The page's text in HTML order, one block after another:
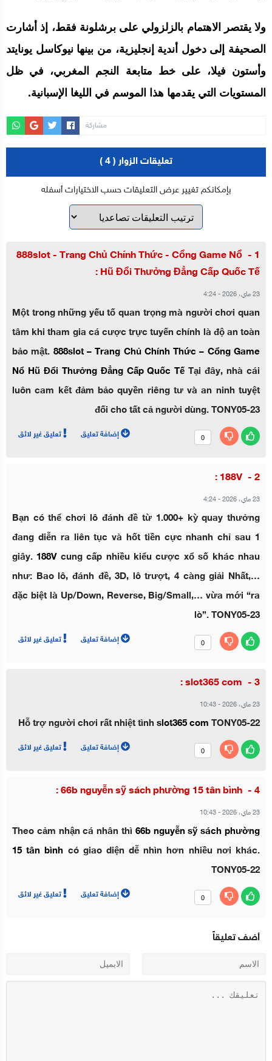
ولا يقتصر الاهتمام بالزلزولي على برشلونة فقط، إذ أشارت
الصحيفة إلى دخول أندية إنجليزية، من بينها نيوكاسل يونايتد
وأستون فيلا، على خط متابعة النجم المغربي، في ظل
المستويات التي يقدمها هذا الموسم في الليغا الإسبانية.
مشاركة
تعليقات الزوار ( 4 )
بإمكانكم تغيير عرض التعليقات حسب الاختيارات أسفله
888slot - Trang Chủ Chính Thức - Cổng Game Nổ
Hũ Đổi Thưởng Đẳng Cấp Quốc Tế :
23 ماي، 2026 -
4:24
Một trong những yếu tố quan trọng mà người chơi quan
tâm khi tham gia cá cược trực tuyến chính là độ an toàn
bảo mật. 888slot – Trang Chủ Chính Thức – Cổng Game
Nổ Hũ Đổi Thưởng Đẳng Cấp Quốc Tế Tại đây, nhà cái
luôn cam kết đảm bảo quyền riêng tư và an ninh tuyệt
đối cho tất cả người dùng. TONY05-23
0 إضافة تعليق تعليق غير لائق
188V :
23 ماي، 2026 -
4:24
Bạn có thể chơi lô đánh đề từ 1.000+ kỳ quay thưởng
đang diễn ra liên tục và hốt tiền cực nhanh chỉ sau 1
giây. 188Vcung cấp nhiều kiểu cược xổ số khác nhau
như: Bao lô, đánh đề, 3D, lô trượt, 4 càng giải Nhất,…
đặc biệt là Up/Down, Reverse, Big/Small,… vừa mới “ra
lò”. TONY05-23
0 إضافة تعليق تعليق غير لائق
slot365 com :
23 ماي، 2026 -
10:43
Hỗ trợ người chơi rất nhiệt tình slot365 com TONY05-22
0 إضافة تعليق تعليق غير لائق
66b nguyễn sỹ sách phường 15 tân bình :
23 ماي، 2026 -
10:43
Theo cảm nhận cá nhân thì 66b nguyễn sỹ sách phường
15 tân bình có giao diện dễ nhìn hơn nhiều nơi khác.
TONY05-22
0 إضافة تعليق تعليق غير لائق
أضف تعليقاً